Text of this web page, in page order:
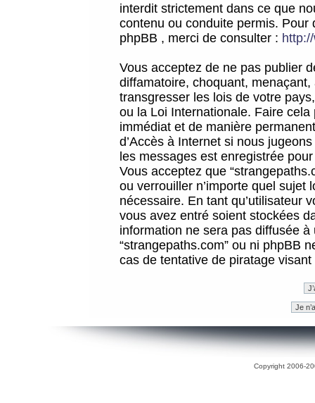
interdit strictement dans ce que
contenu ou conduite permis.
phpBB , merci de consulter :
Vous acceptez de ne pas publier
diffamatoire, choquant,
transgresser les lois de votre
ou la Loi Internationale. Faire
immédiat et de manière
d’Accès à Internet si nous
les messages est enregistrée
Vous acceptez que
ou verrouiller n’importe quel sujet
nécessaire. En tant qu’utilisateur
vous avez entré soient stockées
information ne sera pas diffusée
“strangepaths.com” ou ni phpBB
cas de tentative de piratage
Copyright 2006-